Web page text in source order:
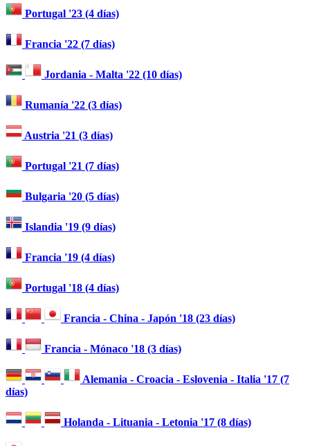
Portugal '23 (4 días)
Francia '22 (7 días)
Jordania - Malta '22 (10 días)
Rumanía '22 (3 días)
Austria '21 (3 días)
Portugal '21 (7 días)
Bulgaria '20 (5 días)
Islandia '19 (9 días)
Francia '19 (4 días)
Portugal '18 (4 días)
Francia - China - Japón '18 (23 días)
Francia - Mónaco '18 (3 días)
Alemania - Croacia - Eslovenia - Italia '17 (7
días)
Holanda - Lituania - Letonia '17 (8 días)